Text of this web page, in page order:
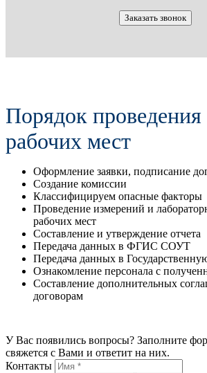
Заказать звонок
Порядок
рабочих мест
Оформление заявки, подписание
Создание комиссии
Классифицируем опасные факторы
Проведение измерений и
рабочих мест
Составление и утверждение отчета
Передача данных в ФГИС СОУТ
Передача данных в
Ознакомление персонала с
Составление дополнительных
договорам
У Вас появились вопросы? Заполните
свяжется с Вами и ответит на них.
Контакты